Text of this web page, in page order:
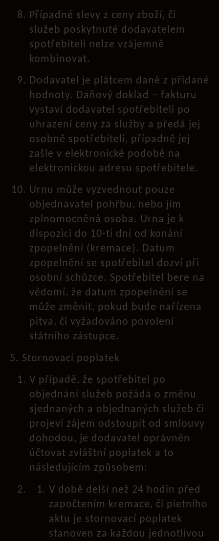
Případné slevy z ceny zboží, či
služeb poskytnuté dodavatelem
spotřebiteli nelze vzájemně
kombinovat.
Dodavatel je plátcem daně z přidané
hodnoty. Daňový doklad – fakturu
vystaví dodavatel spotřebiteli po
uhrazení ceny za služby a předá jej
osobně spotřebiteli, případně jej
zašle v elektronické podobě na
elektronickou adresu spotřebitele.
Urnu může vyzvednout pouze
objednavatel pohřbu, nebo jím
zplnomocněná osoba. Urna je k
dispozici do 10-ti dní od konání
zpopelnění (kremace). Datum
zpopelnění se spotřebitel dozví při
osobní schůzce. Spotřebitel bere na
vědomí, že datum zpopelnění se
může změnit, pokud bude nařízena
pitva, či vyžadováno povolení
státního zástupce.
5. Stornovací poplatek
V případě, že spotřebitel po
objednání služeb požádá o změnu
sjednaných a objednaných služeb či
projeví zájem odstoupit od smlouvy
dohodou, je dodavatel oprávněn
účtovat zvláštní poplatek a to
následujícím způsobem:
V době delší než 24 hodin před
započtením kremace, či pietního
aktu je stornovací poplatek
stanoven za každou jednotlivou